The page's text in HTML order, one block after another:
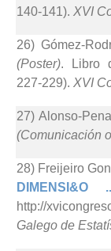
140-141). XVI
26) Gómez-
(Poster). Libro
227-229). XVI
27) Alonso-
(Comunicación
28) Freijeiro
DIMENSI&O
http://
Galego de